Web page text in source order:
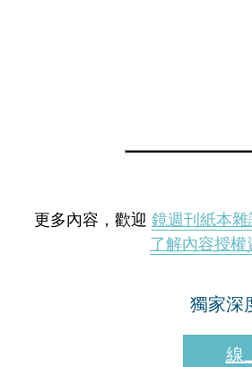
更多內容，歡迎 鏡週刊紙本
了解內容授權
獨家深
線